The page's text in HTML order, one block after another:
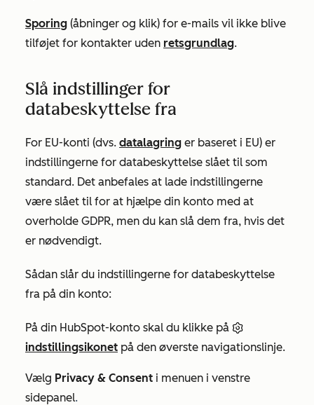
Sporing (åbninger og klik) for e-mails vil ikke blive
tilføjet for kontakter uden retsgrundlag.
Slå indstillinger for
databeskyttelse fra
For EU-konti (dvs. datalagring er baseret i EU) er
indstillingerne for databeskyttelse slået til som
standard. Det anbefales at lade indstillingerne
være slået til for at hjælpe din konto med at
overholde GDPR, men du kan slå dem fra, hvis det
er nødvendigt.
Sådan slår du indstillingerne for databeskyttelse
fra på din konto:
På din HubSpot-konto skal du klikke på
indstillingsikonet på den øverste navigationslinje.
Vælg Privacy & Consent i menuen i venstre
sidepanel.